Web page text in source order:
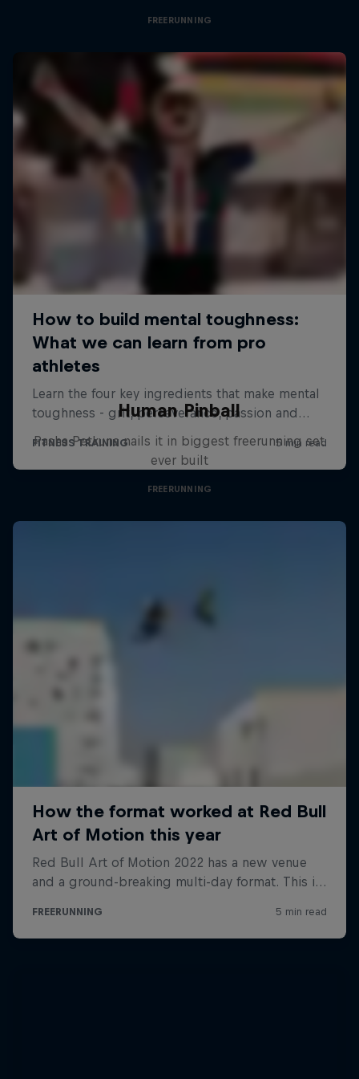
FREERUNNING
Human Pinball
Pasha Petkuns nails it in biggest freerunning set
ever built
FREERUNNING